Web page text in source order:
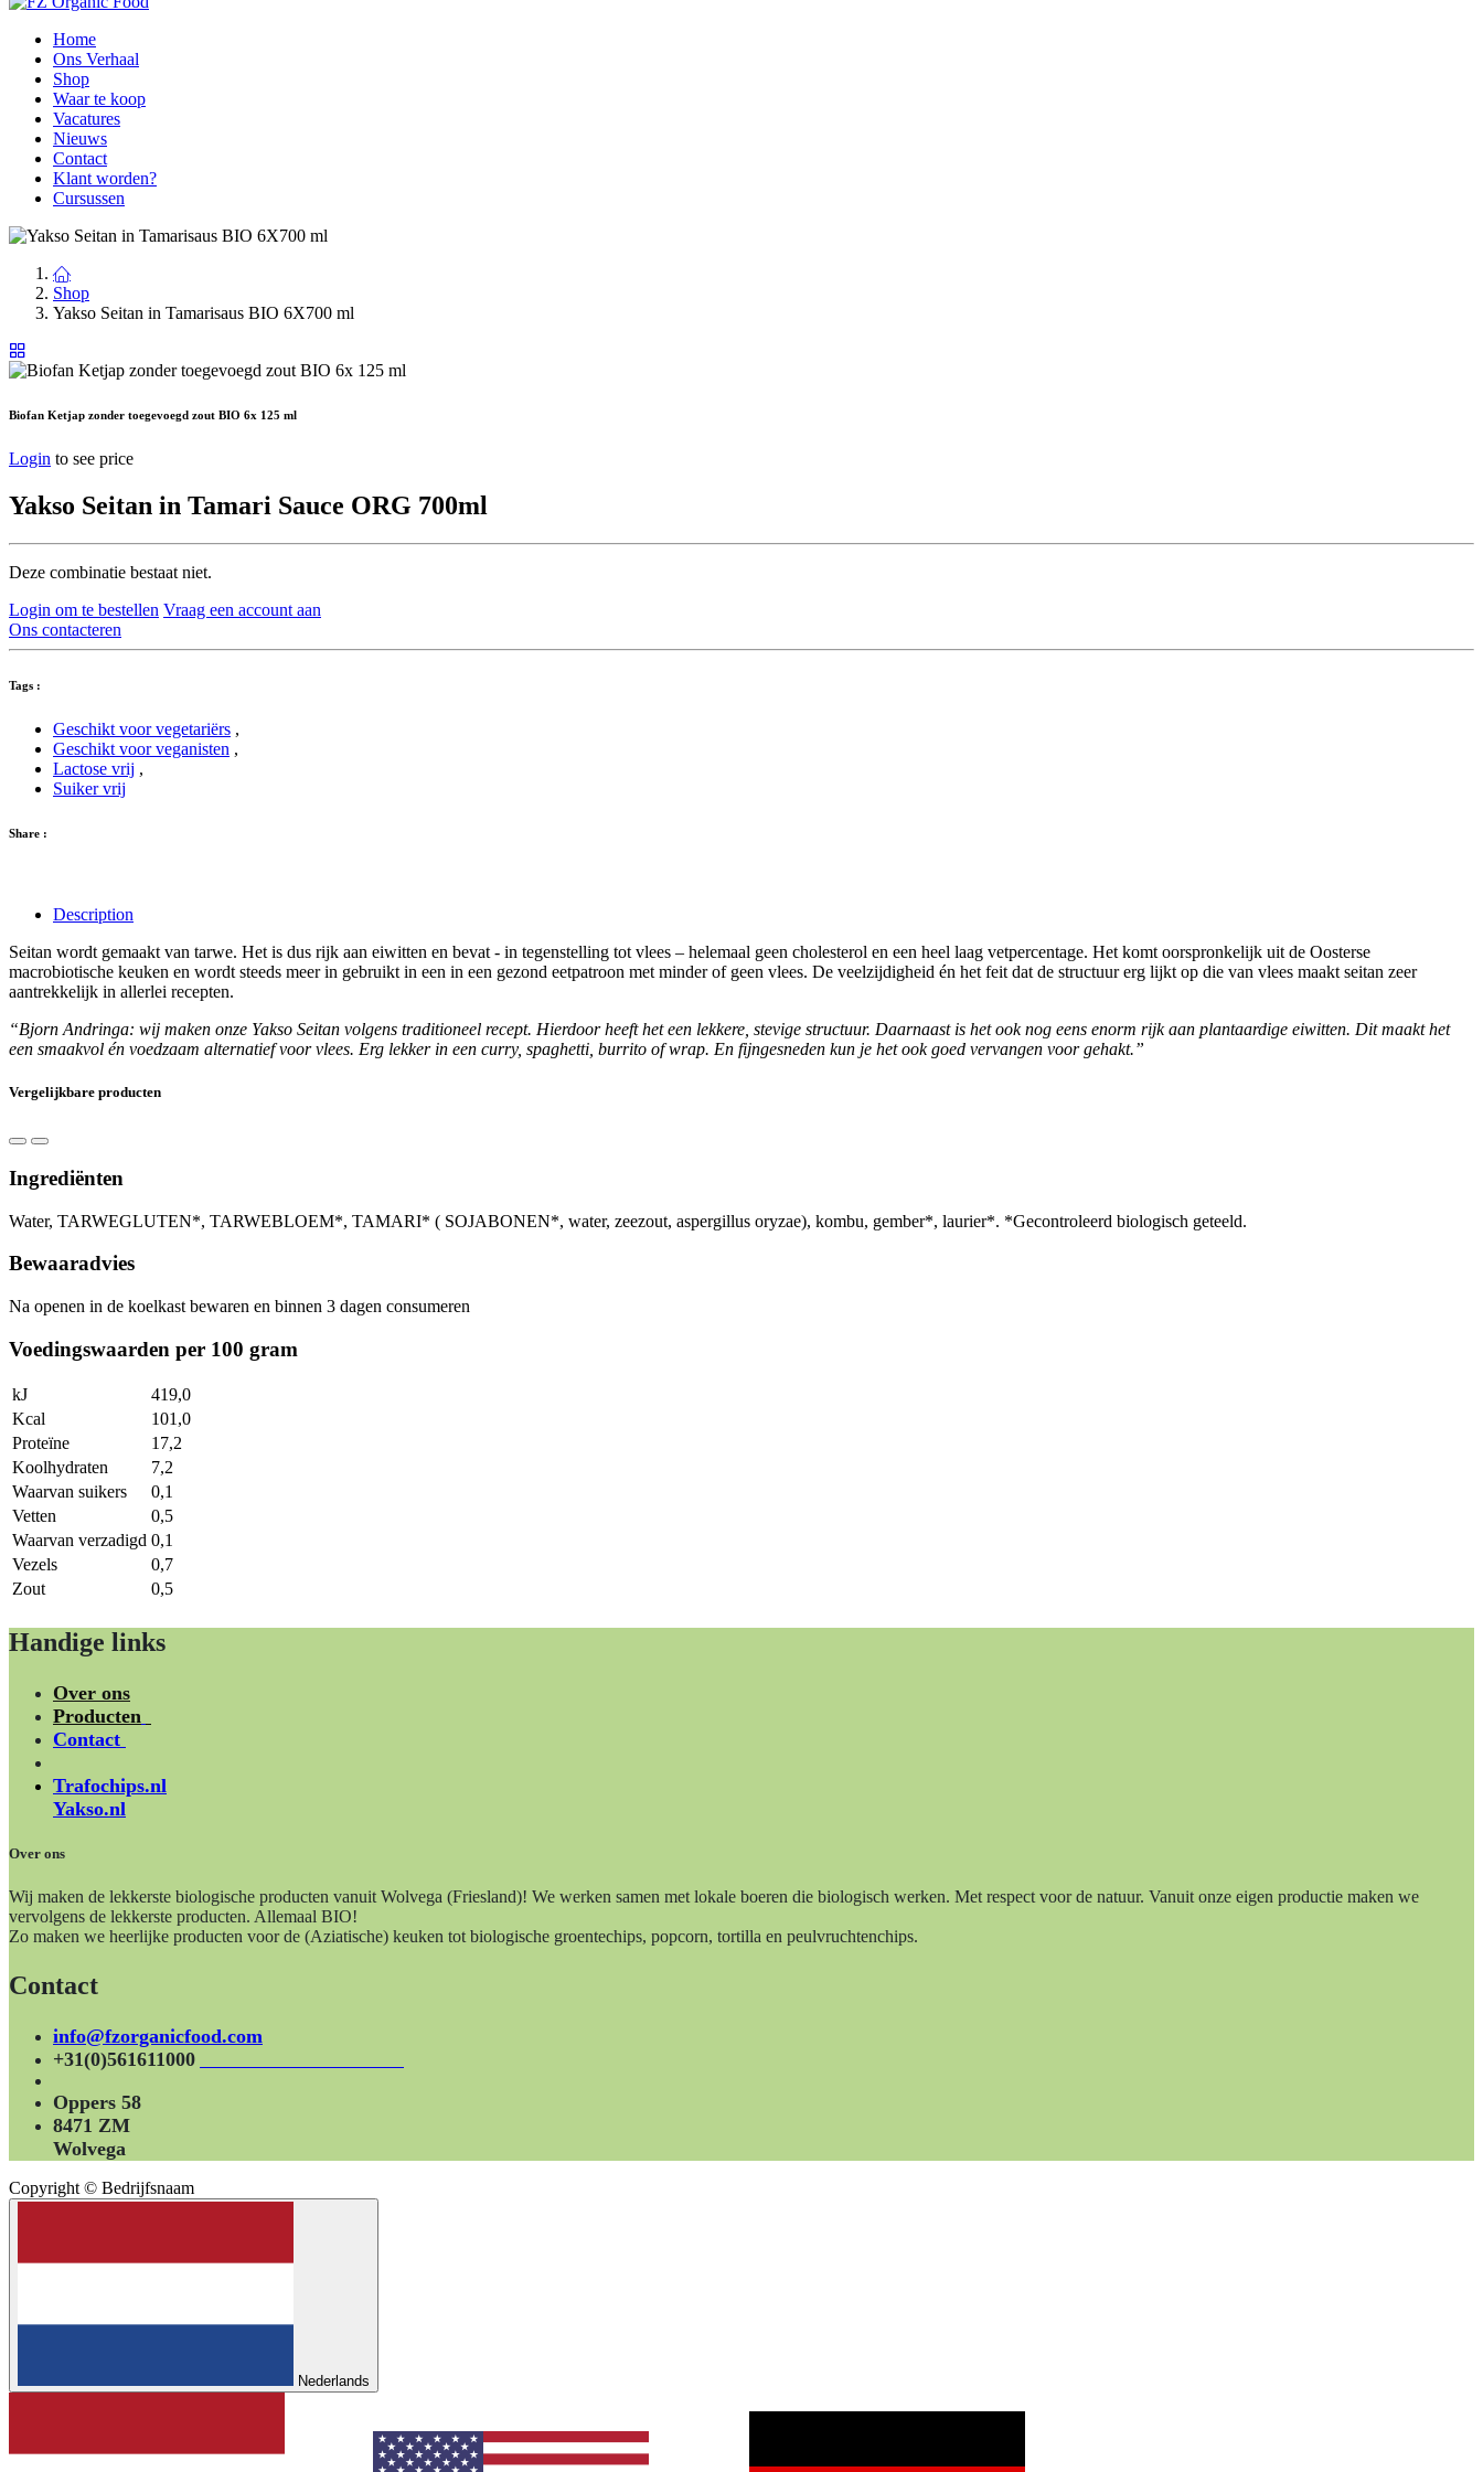
Home
Ons Verhaal
Shop
Waar te koop
Vacatures
Nieuws
Contact
Klant worden?
Cursussen
Shop
Yakso Seitan in Tamarisaus BIO 6X700 ml
Biofan Ketjap zonder toegevoegd zout BIO 6x 125 ml
Login to see price
Yakso Seitan in Tamari Sauce ORG 700ml
Deze combinatie bestaat niet.
Login om te bestellen Vraag een account aan
Ons contacteren
Tags :
Geschikt voor vegetariërs ,
Geschikt voor veganisten ,
Lactose vrij ,
Suiker vrij
Share :
Description
Seitan wordt gemaakt van tarwe. Het is dus rijk aan eiwitten en bevat - in tegenstelling tot vlees – helemaal geen cholesterol en een heel laag vetpercentage. Het komt oorspronkelijk uit de Oosterse
macrobiotische keuken en wordt steeds meer in gebruikt in een in een gezond eetpatroon met minder of geen vlees. De veelzijdigheid én het feit dat de structuur erg lijkt op die van vlees maakt seitan zeer
aantrekkelijk in allerlei recepten.
“Bjorn Andringa: wij maken onze Yakso Seitan volgens traditioneel recept. Hierdoor heeft het een lekkere, stevige structuur. Daarnaast is het ook nog eens enorm rijk aan plantaardige eiwitten. Dit maakt het
een smaakvol én voedzaam alternatief voor vlees. Erg lekker in een curry, spaghetti, burrito of wrap. En fijngesneden kun je het ook goed vervangen voor gehakt.”
Vergelijkbare producten
Ingrediënten
Water, TARWEGLUTEN*, TARWEBLOEM*, TAMARI* ( SOJABONEN*, water, zeezout, aspergillus oryzae), kombu, gember*, laurier*. *Gecontroleerd biologisch geteeld.
Bewaaradvies
Na openen in de koelkast bewaren en binnen 3 dagen consumeren
Voedingswaarden per 100 gram
kJ
419,0
Kcal
101,0
Proteïne
17,2
Koolhydraten
7,2
Waarvan suikers
0,1
Vetten
0,5
Waarvan verzadigd 0,1
Vezels
0,7
Zout
0,5
Handige links
Over ons
Producten
Contact
Trafochips.nl
Yakso.nl
Over ons
Wij maken de lekkerste biologische producten vanuit Wolvega (Friesland)! We werken samen met lokale boeren die biologisch werken. Met respect voor de natuur. Vanuit onze eigen productie maken we
vervolgens de lekkerste producten. Allemaal BIO!
Zo maken we heerlijke producten voor de (Aziatische) keuken tot biologische groentechips, popcorn, tortilla en peulvruchtenchips.
Contact
info@fzorganicfood.com
+31(0)561611000
Oppers 58
8471 ZM
Wolvega
Copyright © Bedrijfsnaam
Nederlands